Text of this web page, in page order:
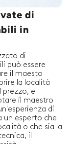
di
in
di
può essere
il maesto
la località
prezzo, e
il maestro
di
un esperto che
o che sia la
il